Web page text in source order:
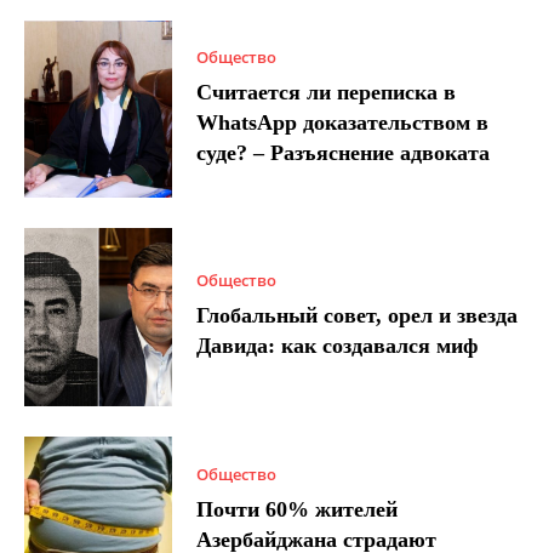
Общество
Считается ли переписка в
WhatsApp доказательством в
суде? – Разъяснение адвоката
Общество
Глобальный совет, орел и звезда
Давида: как создавался миф
Общество
Почти 60% жителей
Азербайджана страдают